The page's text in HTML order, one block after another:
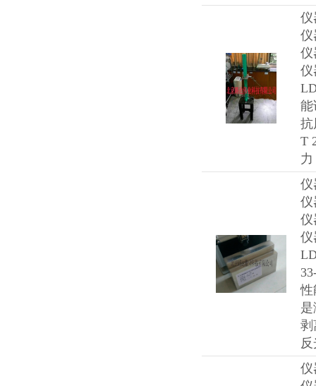
仪
仪
仪
仪
能
抗
T
仪
仪
仪
仪
性
剥
仪